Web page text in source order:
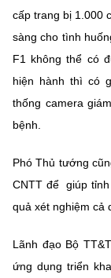
cấp trang bị 1.000
sàng cho tình
F1 không thể có
hiện hành thì có
thống camera
bệnh.
Phó Thủ tướng
CNTT để giúp tỉnh
quả xét nghiệm cả
Lãnh đạo Bộ
ứng dụng triển